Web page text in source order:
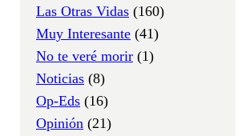
Las Otras Vidas (160)
Muy Interesante (41)
No te veré morir (1)
Noticias (8)
Op-Eds (16)
Opinión (21)